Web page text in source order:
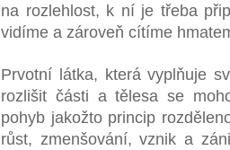
na rozlehlost, k ní je třeba
vidíme a zároveň cítíme
Prvotní látka, která vyplňuje
rozlišit části a tělesa se
pohyb jakožto princip
růst, zmenšování, vznik a